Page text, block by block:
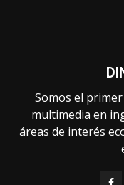
Somos el
multimedia en
áreas de interés